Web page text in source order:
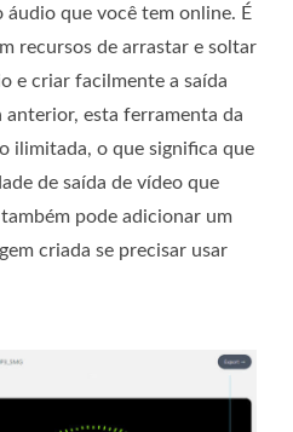
áudio que você tem online. É
recursos de arrastar e soltar
e criar facilmente a saída
anterior, esta ferramenta da
ilimitada, o que significa que
de saída de vídeo que
pode adicionar um
criada se precisar usar